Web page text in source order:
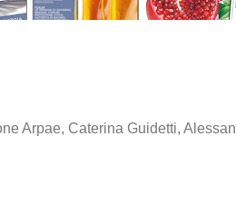
Arpae, Caterina Guidetti,